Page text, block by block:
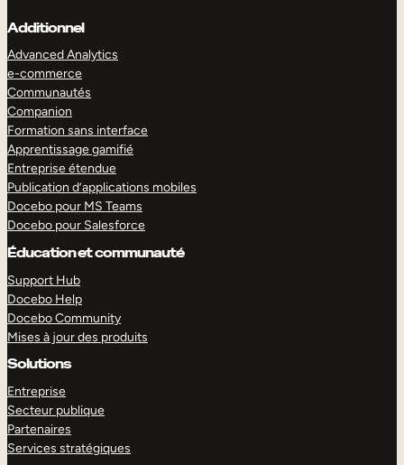
Additionnel
Advanced Analytics
e-commerce
Communautés
Companion
Formation sans interface
Apprentissage gamifié
Entreprise étendue
Publication d’applications mobiles
Docebo pour MS Teams
Docebo pour Salesforce
Éducation et communauté
Support Hub
Docebo Help
Docebo Community
Mises à jour des produits
Solutions
Entreprise
Secteur publique
Partenaires
Services stratégiques